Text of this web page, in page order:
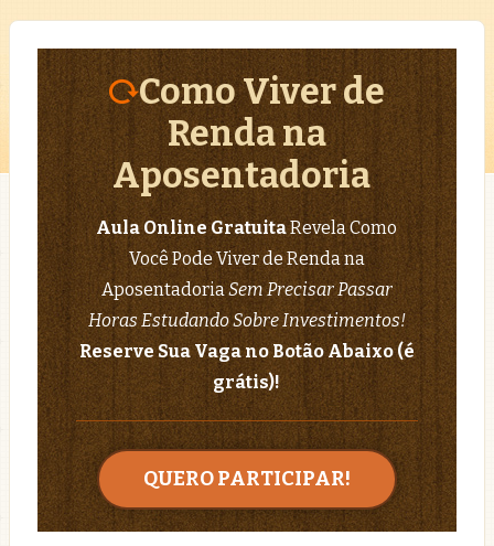
Como Viver de
Renda na
Aposentadoria
Aula Online GratuitaRevela Como
Você Pode Viver de Renda na
AposentadoriaSem Precisar Passar
Horas Estudando Sobre Investimentos!
Reserve Sua Vaga no Botão Abaixo (é
grátis)!
QUERO PARTICIPAR!